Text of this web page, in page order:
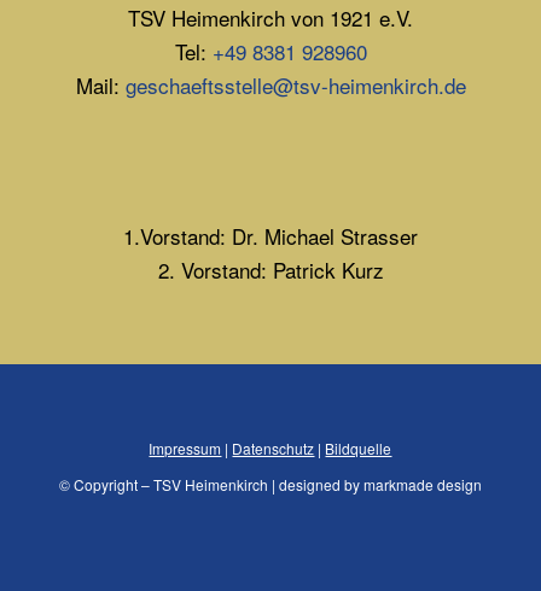
TSV Heimenkirch von 1921 e.V.
Tel: +49 8381 928960
Mail: geschaeftsstelle@tsv-heimenkirch.de
1.Vorstand: Dr. Michael Strasser
2. Vorstand: Patrick Kurz
Impressum | Datenschutz | Bildquelle
© Copyright – TSV Heimenkirch | designed by markmade design